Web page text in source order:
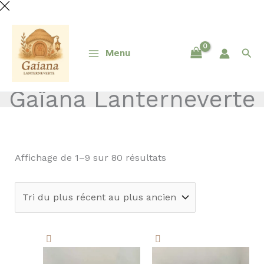
Aller
contenu
Menu
Gaïana Lanterneverte
Affichage de 1–9 sur 80 résultats
plus